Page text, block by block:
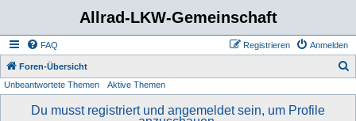
Allrad-LKW-Gemeinschaft
FAQ Anmelden
Registrieren
Foren-Übersicht
Unbeantwortete Themen Aktive Themen
Du musst registriert und angemeldet sein, um Profile